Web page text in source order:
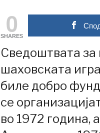
0
SHARES
Сведоштвата за
шаховската
биле добро
се
во 1972